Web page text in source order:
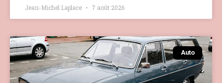
Jean-Michel Laplace 7 août 2026
Auto